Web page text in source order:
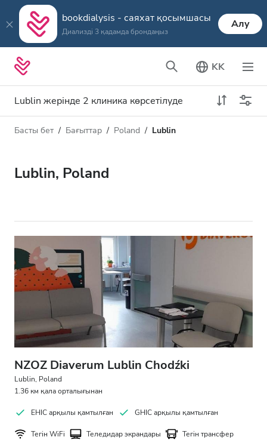
bookdialysis - саяхат қосымшасы
Диализді 3 қадамда брондаңыз
Алу
KK
Lublin жерінде 2 клиника көрсетілуде
Диализ түрі
Барлық диализ түрлері
Қабылдайды
АИТВ пациенттері
В гепатиті бар пациенттер
С гепатиті бар пациенттер
GHIC
Қашықтық
Басты бет Бағыттар Poland Lublin
Lublin, Poland
NZOZ Diaverum Lublin Chodźki
Lublin, Poland
1.36 км қала орталығынан
EHIC арқылы қамтылған GHIC арқылы қамтылған
Тегін WiFi Теледидар экрандары
Тегін трансфер